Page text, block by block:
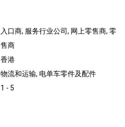
入口商, 服务行业公司, 网上零售商, 零
售商
香港
物流和运输, 电单车零件及配件
1 - 5